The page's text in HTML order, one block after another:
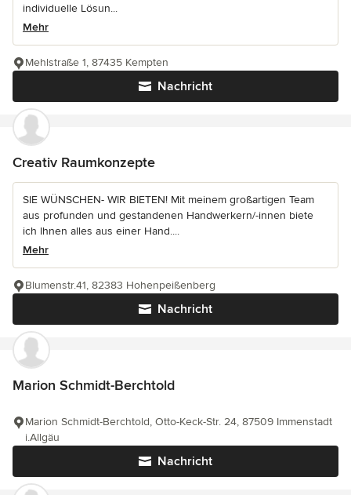
individuelle Lösun...
Mehr
Nachricht
Mehlstraße 1, 87435 Kempten
Creativ Raumkonzepte
SIE WÜNSCHEN- WIR BIETEN! Mit meinem großartigen Team
aus profunden und gestandenen Handwerkern/-innen biete
ich Ihnen alles aus einer Hand....
Mehr
Nachricht
Blumenstr.41, 82383 Hohenpeißenberg
Marion Schmidt-Berchtold
Nachricht
Marion Schmidt-Berchtold, Otto-Keck-Str. 24, 87509 Immenstadt
i.Allgäu